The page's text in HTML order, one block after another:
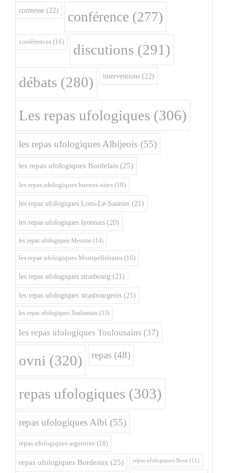
comtesse (22) conférence (277)
conférences (16) discutions (291)
débats (280) interventions (22)
Les repas ufologiques (306)
les repas ufologiques Albijeois (55)
les repas ufologiques Bordelais (25)
les repas ufologiques buenos-aires (18)
les repas ufologiques Lons-Le-Saunier (21)
les repas ufologiques lyonnais (20)
les repas ufologiques Messins (14)
les repas ufologiques Montpelliérains (16)
les repas ufologiques strasbourg (21)
les repas ufologiques strasbourgeois (21)
les repas ufologiques Toulonnais (13)
les repas ufologiques Toulousains (37)
ovni (320) repas (48)
repas ufologiques (303)
repas ufologiques Albi (55)
repas ufologiques argentine (18)
repas ufologiques Bordeaux (25) repas ufologiques Brest (11)